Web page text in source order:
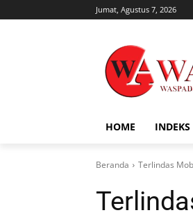
Jumat, Agustus 7, 2026
HOME
Beranda Terlindas